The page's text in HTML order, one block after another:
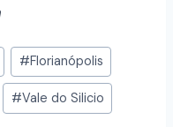
#Florianópolis
#Vale do Silicio